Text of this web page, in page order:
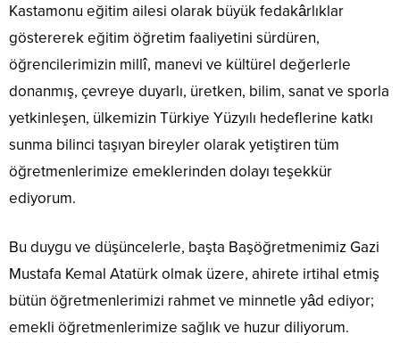
Kastamonu eğitim ailesi olarak büyük fedakârlıklar
göstererek eğitim öğretim faaliyetini sürdüren,
öğrencilerimizin millî, manevi ve kültürel değerlerle
donanmış, çevreye duyarlı, üretken, bilim, sanat ve sporla
yetkinleşen, ülkemizin Türkiye Yüzyılı hedeflerine katkı
sunma bilinci taşıyan bireyler olarak yetiştiren tüm
öğretmenlerimize emeklerinden dolayı teşekkür
ediyorum.
Bu duygu ve düşüncelerle, başta Başöğretmenimiz Gazi
Mustafa Kemal Atatürk olmak üzere, ahirete irtihal etmiş
bütün öğretmenlerimizi rahmet ve minnetle yâd ediyor;
emekli öğretmenlerimize sağlık ve huzur diliyorum.